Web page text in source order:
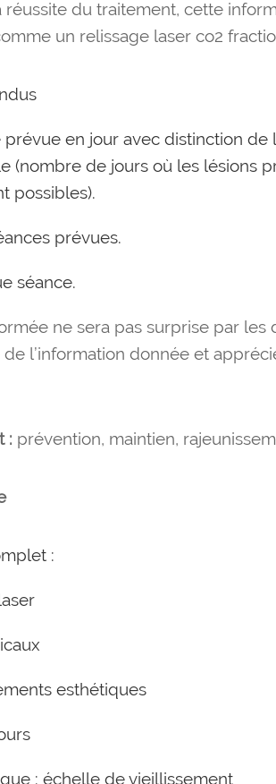
réussite du traitement, cette
un relissage laser co2
prévue en jour avec distinction
(nombre de jours où les lésions
possibles).
prévues.
séance.
ne sera pas surprise par
l’information donnée et
: prévention, maintien,
:
esthétiques
: échelle de vieillissement